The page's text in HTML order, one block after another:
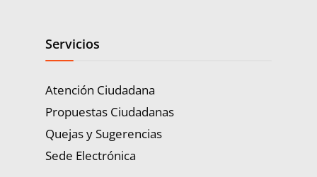
Servicios
Atención Ciudadana
Propuestas Ciudadanas
Quejas y Sugerencias
Sede Electrónica